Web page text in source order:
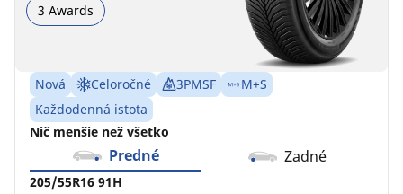
3 Awards
Nová Celoročné 3PMSF
M+S
Každodenná istota
Nič menšie než všetko
Predné Zadné
205/55R16 91H